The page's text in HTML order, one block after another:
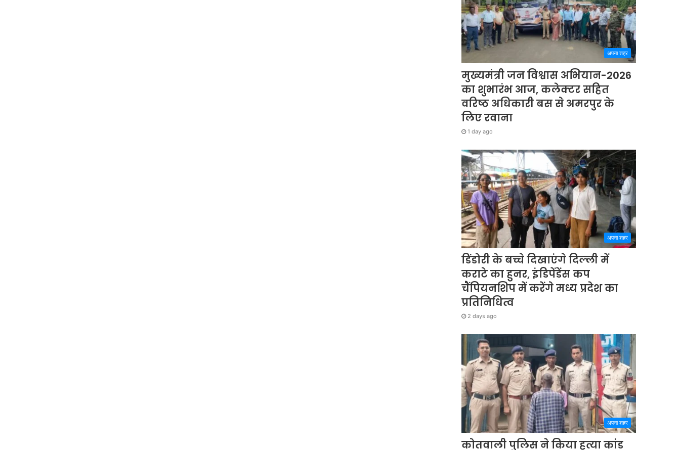
अपना शहर
मुख्यमंत्री जन विश्वास अभियान-2026
का शुभारंभ आज, कलेक्टर सहित
वरिष्ठ अधिकारी बस से अमरपुर के
लिए रवाना
1 day ago
अपना शहर
डिंडोरी के बच्चे दिखाएंगे दिल्ली में
कराटे का हुनर, इंडिपेंडेंस कप
चैंपियनशिप में करेंगे मध्य प्रदेश का
प्रतिनिधित्व
2 days ago
अपना शहर
कोतवाली पुलिस ने किया हत्या कांड